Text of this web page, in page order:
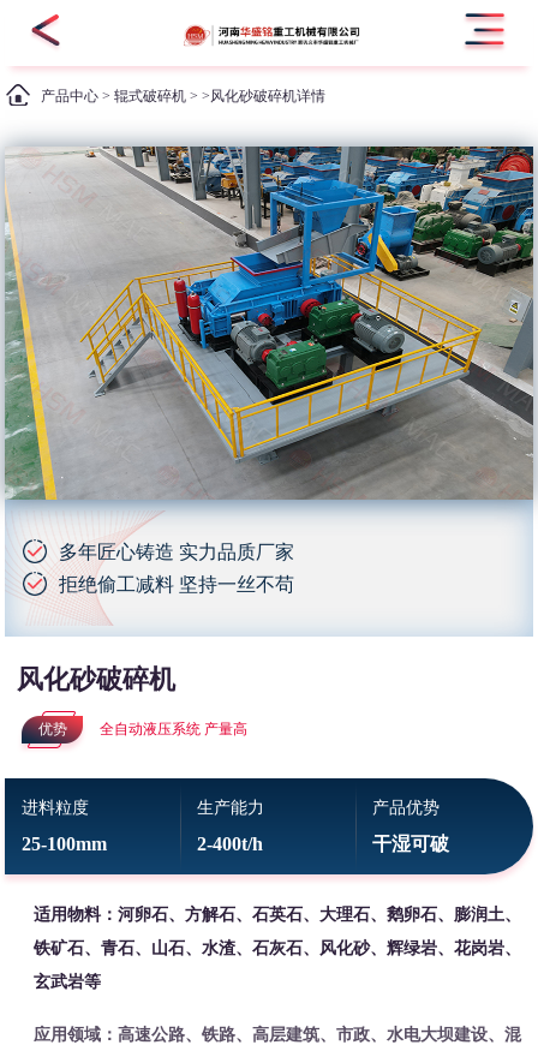
产品中心 >辊式破碎机 > >风化砂破碎机详情
多年匠心铸造 实力品质厂家
拒绝偷工减料 坚持一丝不苟
风化砂破碎机
优势 全自动液压系统 产量高
进料粒度
25-100mm
生产能力
2-400t/h
产品优势
干湿可破
适用物料：河卵石、方解石、石英石、大理石、鹅卵石、膨润土、
铁矿石、青石、山石、水渣、石灰石、风化砂、辉绿岩、花岗岩、
玄武岩等
应用领域：高速公路、铁路、高层建筑、市政、水电大坝建设、混